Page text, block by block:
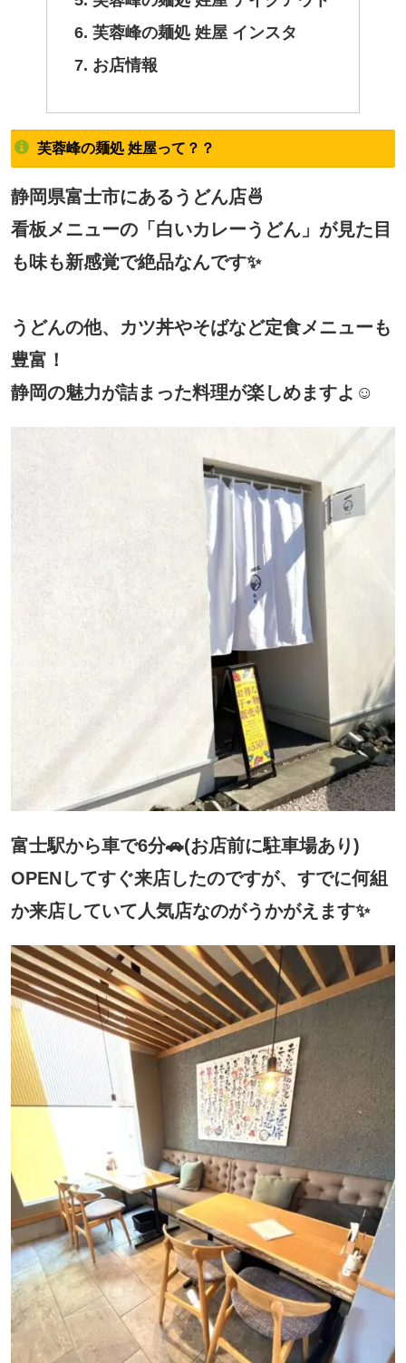
芙蓉峰の麺処 姓屋 インスタ
お店情報
芙蓉峰の麺処 姓屋って？？
静岡県富士市にあるうどん店🍜
看板メニューの「白いカレーうどん」が見た目
も味も新感覚で絶品なんです✨
うどんの他、カツ丼やそばなど定食メニューも
豊富！
静岡の魅力が詰まった料理が楽しめますよ☺
富士駅から車で6分🚗(お店前に駐車場あり)
OPENしてすぐ来店したのですが、すでに何組
か来店していて人気店なのがうかがえます✨